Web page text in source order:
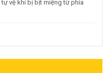
tự vệ khi bị bịt miệng từ phía